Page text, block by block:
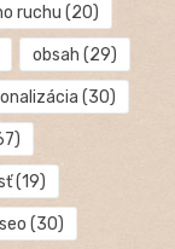
ruchu (20)
obsah (29)
(30)
(19)
seo (30)